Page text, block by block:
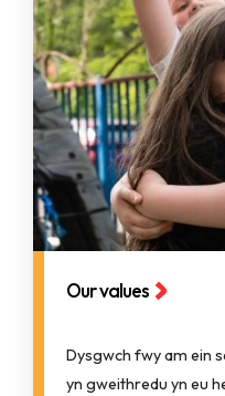
Our values
Dysgwch fwy am ein
yn gweithredu yn eu